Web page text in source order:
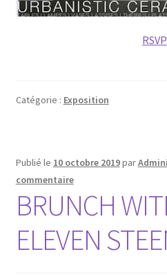
RSVP
Catégorie : Exposition
Publié le 10 octobre 2019par
commentaire
BRUNCH
ELEVEN